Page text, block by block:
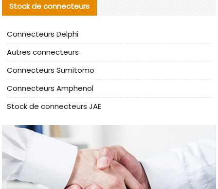
Stock de connecteurs
Connecteurs Delphi
Autres connecteurs
Connecteurs Sumitomo
Connecteurs Amphenol
Stock de connecteurs JAE